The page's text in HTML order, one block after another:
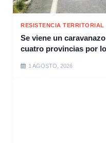
RESISTENCIA TERRITORIAL
Se viene un
cuatro provincias por
1 AGOSTO, 2026